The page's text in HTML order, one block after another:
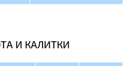
И КАЛИТКИ